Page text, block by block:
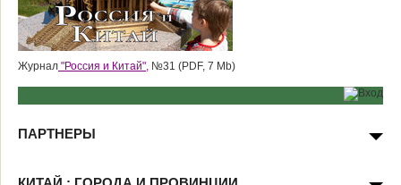
Журнал "Россия и Китай", №31 (PDF, 7 Mb)
ПАРТНЕРЫ